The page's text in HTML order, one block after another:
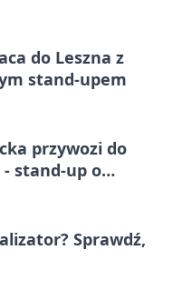
do Leszna z
stand-upem
przywozi do
- stand-up o
Sprawdź,